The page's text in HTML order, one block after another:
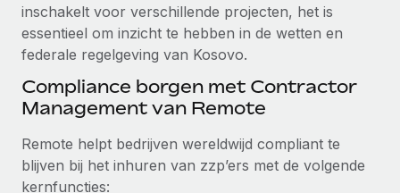
Compliance Watchtower
Blijf compliance-risico's voor
Lever en track wereldwijd IT-middelen
Entiteiten oprichten
Stel snel compliant entiteiten op
BLOG
Global Payroll
EOR en PEO
Contractor Management
Belastingen
inschakelt voor verschillende projecten, het is
essentieel om inzicht te hebben in de wetten en
federale regelgeving van Kosovo.
Compliance borgen met Contractor
Management van Remote
Remote helpt bedrijven wereldwijd compliant te
blijven bij het inhuren van zzp’ers met de volgende
kernfuncties: